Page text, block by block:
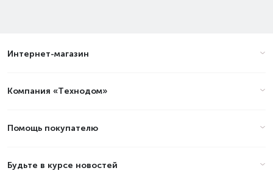
Интернет-магазин
Компания «Технодом»
Помощь покупателю
Будьте в курсе новостей